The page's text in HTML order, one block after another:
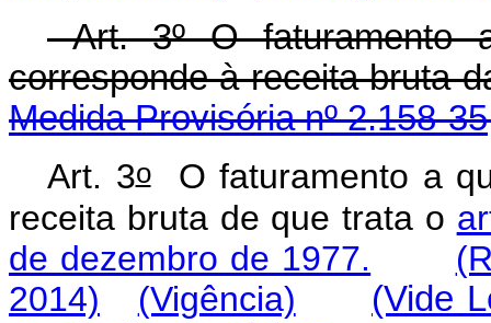
Art. 3º O faturamento
corresponde à receita
Medida Provisória nº 2.158-
Art. 3oO faturamento a
receita bruta de que trata o
de dezembro de 1977.
2014)
(Vigência)
(Vide